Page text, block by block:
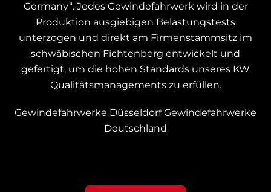
Germany“.Jedes Gewindefahrwerk wird in der
Produktion ausgiebigen Belastungstests
unterzogen und direkt am Firmenstammsitz im
schwäbischen Fichtenberg entwickelt und
gefertigt, um die hohen Standards unseres KW
Qualitätsmanagements zu erfüllen.
Gewindefahrwerke DüsseldorfGewindefahrwerke
Deutschland